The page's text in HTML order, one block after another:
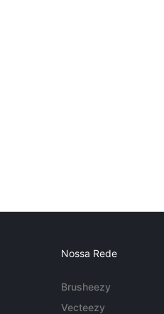
Nossa Rede
Brusheezy
Vecteezy